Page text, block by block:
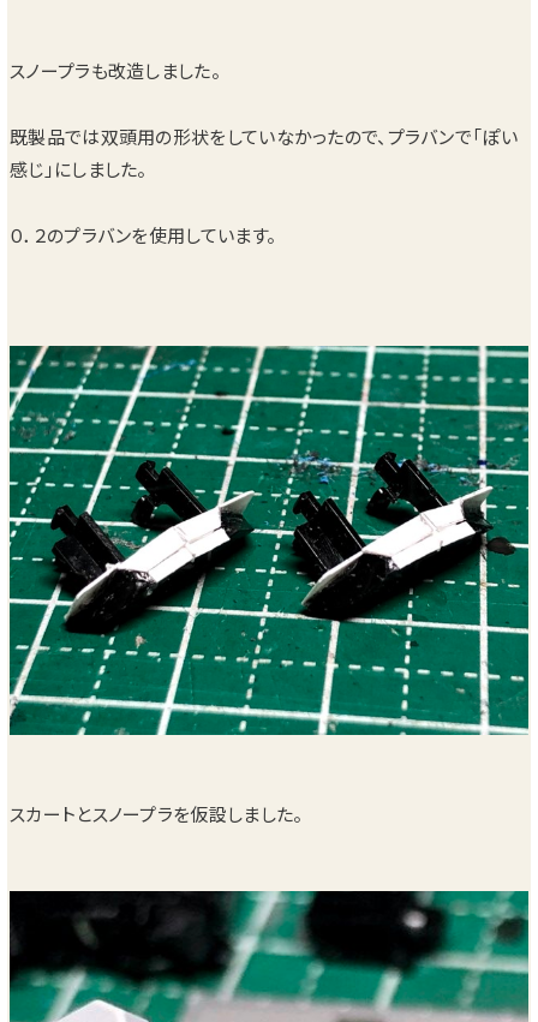
スノープラも改造しました。
既製品では双頭用の形状をしていなかったので、プラバンで「ぽい
感じ」にしました。
０．２のプラバンを使用しています。
スカートとスノープラを仮設しました。